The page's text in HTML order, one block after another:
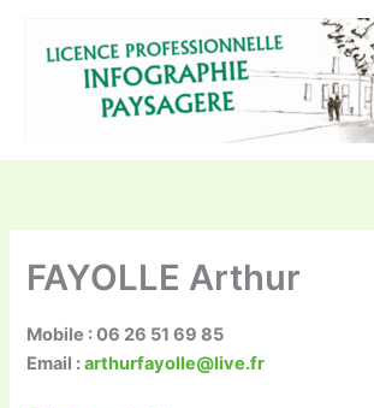
FAYOLLE Arthur
Mobile : 06 26 51 69 85
Email :arthurfayolle@live.fr